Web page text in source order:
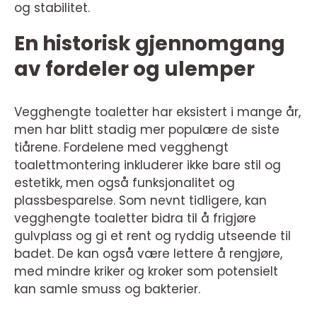
og stabilitet.
En historisk gjennomgang
av fordeler og ulemper
Vegghengte toaletter har eksistert i mange år,
men har blitt stadig mer populære de siste
tiårene. Fordelene med vegghengt
toalettmontering inkluderer ikke bare stil og
estetikk, men også funksjonalitet og
plassbesparelse. Som nevnt tidligere, kan
vegghengte toaletter bidra til å frigjøre
gulvplass og gi et rent og ryddig utseende til
badet. De kan også være lettere å rengjøre,
med mindre kriker og kroker som potensielt
kan samle smuss og bakterier.